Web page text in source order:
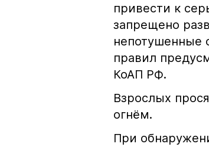
привести к
запрещено
непотушенные
правил
КоАП РФ.
Взрослых
огнём.
При